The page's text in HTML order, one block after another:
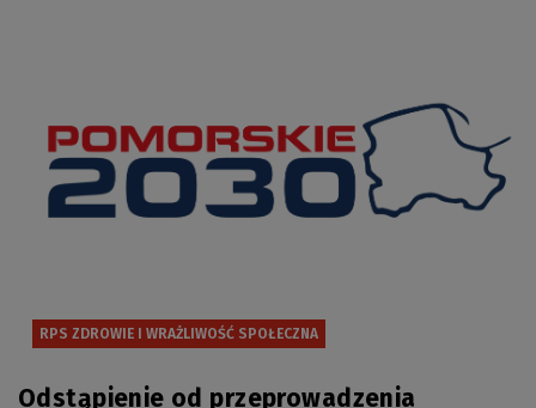
RPS ZDROWIE I WRAŻLIWOŚĆ SPOŁECZNA
Odstąpienie od przeprowadzenia